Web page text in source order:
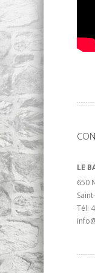
LE
650
Tél: